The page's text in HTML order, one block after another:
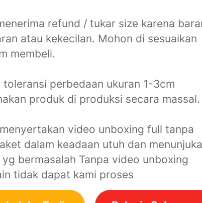
refund / tukar size karena
atau kekecilan. Mohon di sesuaikan
membeli.
toleransi perbedaan ukuran 1-3cm
produk di produksi secara massal.
video unboxing full tanpa
dalam keadaan utuh dan
yg bermasalah Tanpa video unboxing
tidak dapat kami proses